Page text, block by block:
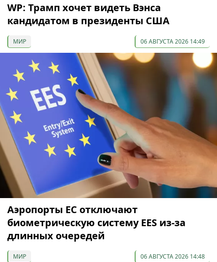
WP: Трамп хочет видеть Вэнса
кандидатом в президенты США
МИР 06 АВГУСТА 2026 14:49
Аэропорты ЕС отключают
биометрическую систему EES из-за
длинных очередей
МИР 06 АВГУСТА 2026 14:48